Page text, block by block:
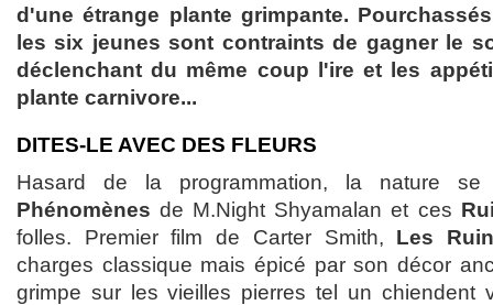
d'une étrange plante grimpante.
les six jeunes sont contraints de gagner le
déclenchant du même coup l'ire et les
plante carnivore...
DITES-LE AVEC DES FLEURS
Hasard de la programmation, la nature se
Phénomènes de M.Night Shyamalan et ces
folles. Premier film de Carter Smith, Les
charges classique mais épicé par son décor
grimpe sur les vieilles pierres tel un chiendent